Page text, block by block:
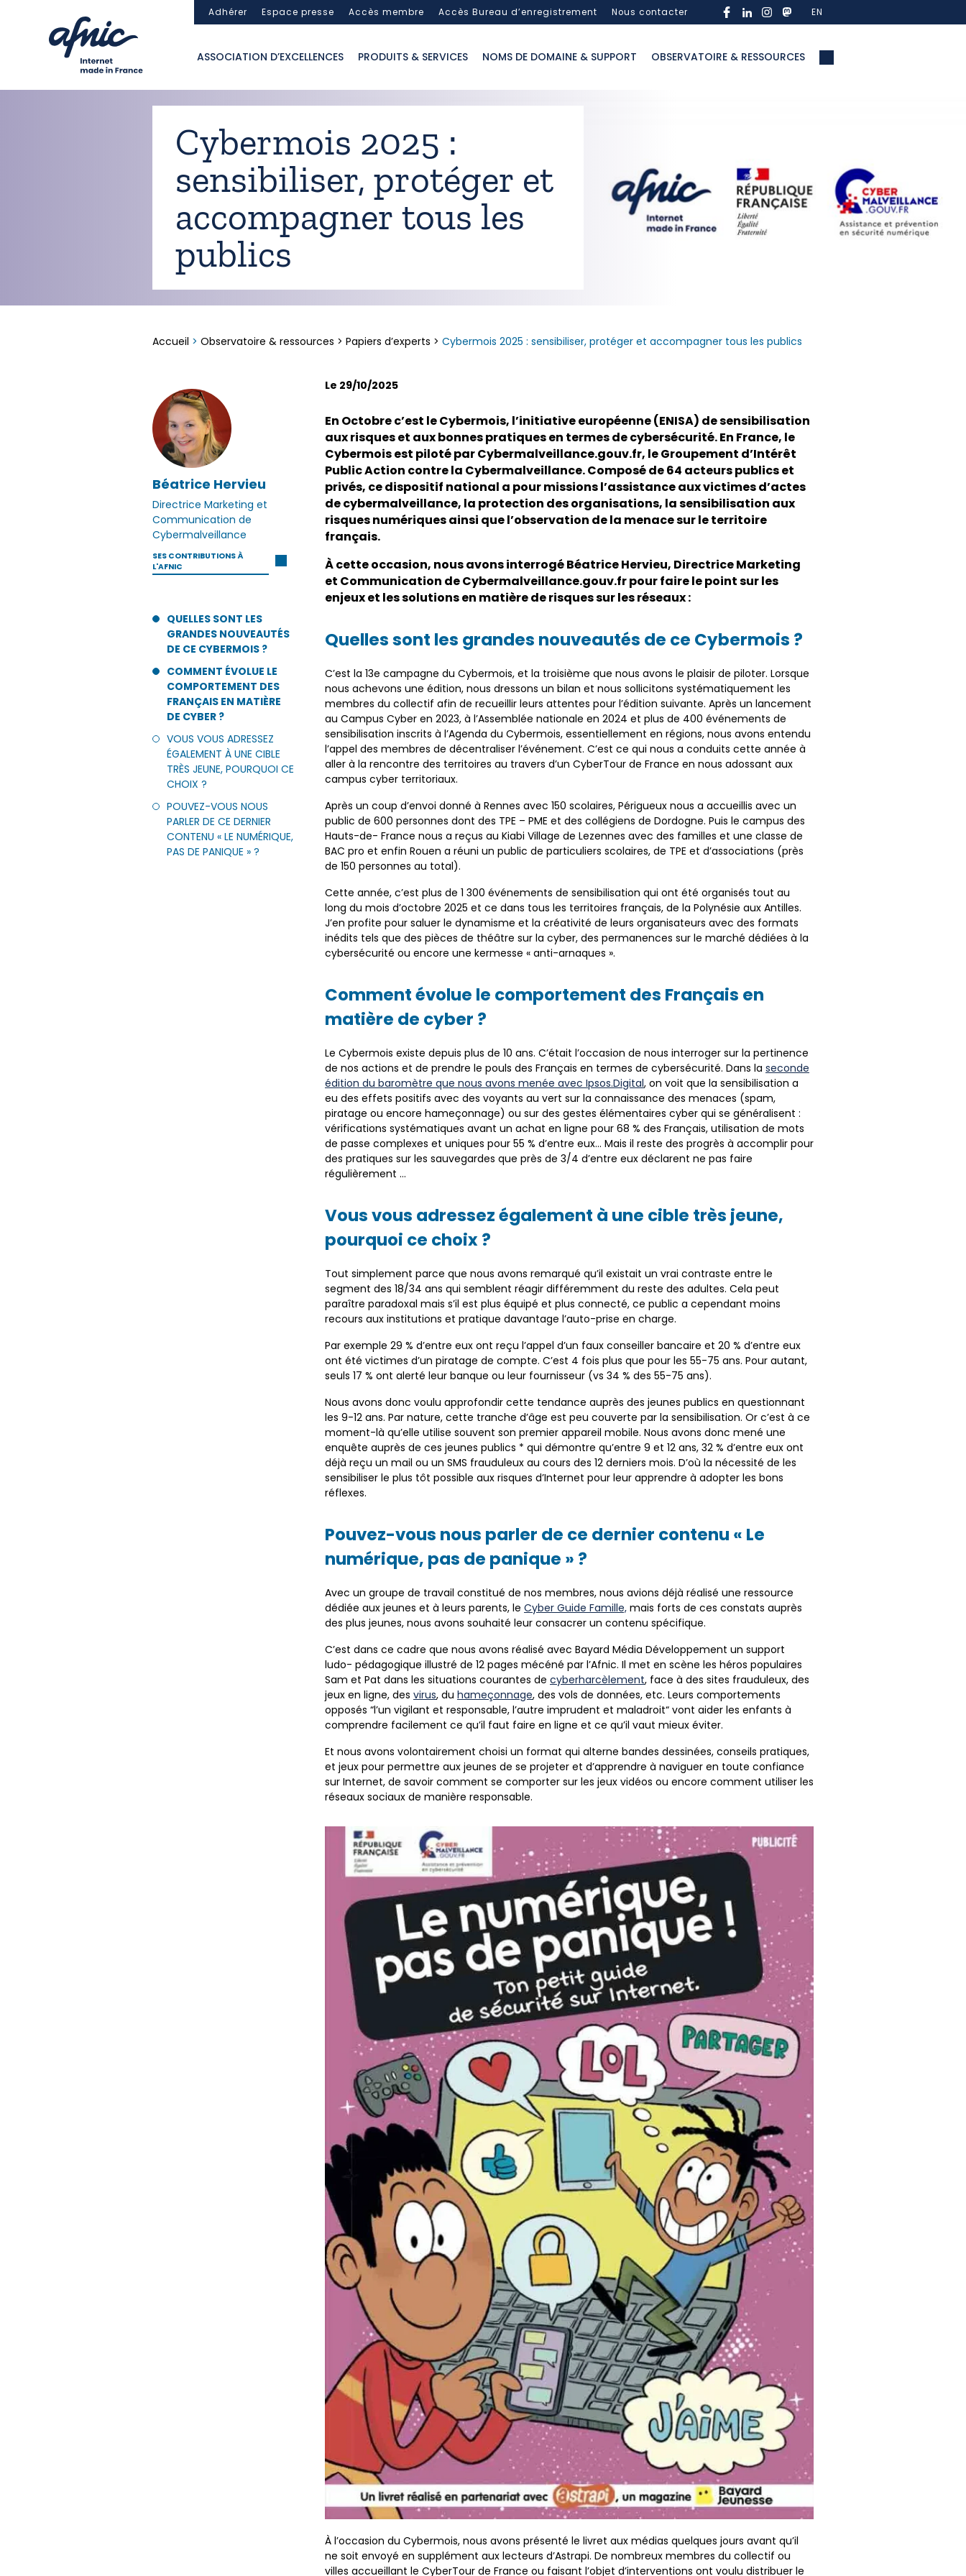
Adhérer Espace presse Accès membre Accès Bureau d’enregistrement Nous contacter EN
ASSOCIATION D’EXCELLENCES PRODUITS & SERVICES NOMS DE DOMAINE & SUPPORT OBSERVATOIRE & RESSOURCES
Cybermois 2025 :
sensibiliser, protéger et
accompagner tous les
publics
Accueil > Observatoire & ressources > Papiers d’experts > Cybermois 2025 : sensibiliser, protéger et accompagner tous les publics
Béatrice Hervieu
Directrice Marketing et
Communication de
Cybermalveillance
SES CONTRIBUTIONS À
L'AFNIC
QUELLES SONT LES
GRANDES NOUVEAUTÉS
DE CE CYBERMOIS ?
COMMENT ÉVOLUE LE
COMPORTEMENT DES
FRANÇAIS EN MATIÈRE
DE CYBER ?
VOUS VOUS ADRESSEZ
ÉGALEMENT À UNE CIBLE
TRÈS JEUNE, POURQUOI CE
CHOIX ?
POUVEZ-VOUS NOUS
PARLER DE CE DERNIER
CONTENU « LE NUMÉRIQUE,
PAS DE PANIQUE » ?
Le 29/10/2025
En Octobre c’est le Cybermois, l’initiative européenne (ENISA) de sensibilisation
aux risques et aux bonnes pratiques en termes de cybersécurité. En France, le
Cybermois est piloté par Cybermalveillance.gouv.fr, le Groupement d’Intérêt
Public Action contre la Cybermalveillance. Composé de 64 acteurs publics et
privés, ce dispositif national a pour missions l’assistance aux victimes d’actes
de cybermalveillance, la protection des organisations, la sensibilisation aux
risques numériques ainsi que l’observation de la menace sur le territoire
français.
À cette occasion, nous avons interrogé Béatrice Hervieu, Directrice Marketing
et Communication de Cybermalveillance.gouv.fr pour faire le point sur les
enjeux et les solutions en matière de risques sur les réseaux :
Quelles sont les grandes nouveautés de ce Cybermois ?
C’est la 13e campagne du Cybermois, et la troisième que nous avons le plaisir de piloter. Lorsque
nous achevons une édition, nous dressons un bilan et nous sollicitons systématiquement les
membres du collectif afin de recueillir leurs attentes pour l’édition suivante. Après un lancement
au Campus Cyber en 2023, à l’Assemblée nationale en 2024 et plus de 400 événements de
sensibilisation inscrits à l’Agenda du Cybermois, essentiellement en régions, nous avons entendu
l’appel des membres de décentraliser l’événement. C’est ce qui nous a conduits cette année à
aller à la rencontre des territoires au travers d’un CyberTour de France en nous adossant aux
campus cyber territoriaux.
Après un coup d’envoi donné à Rennes avec 150 scolaires, Périgueux nous a accueillis avec un
public de 600 personnes dont des TPE – PME et des collégiens de Dordogne. Puis le campus des
Hauts-de- France nous a reçus au Kiabi Village de Lezennes avec des familles et une classe de
BAC pro et enfin Rouen a réuni un public de particuliers scolaires, de TPE et d’associations (près
de 150 personnes au total).
Cette année, c’est plus de 1 300 événements de sensibilisation qui ont été organisés tout au
long du mois d’octobre 2025 et ce dans tous les territoires français, de la Polynésie aux Antilles.
J’en profite pour saluer le dynamisme et la créativité de leurs organisateurs avec des formats
inédits tels que des pièces de théâtre sur la cyber, des permanences sur le marché dédiées à la
cybersécurité ou encore une kermesse « anti-arnaques ».
Comment évolue le comportement des Français en
matière de cyber ?
Le Cybermois existe depuis plus de 10 ans. C’était l’occasion de nous interroger sur la pertinence
de nos actions et de prendre le pouls des Français en termes de cybersécurité. Dans la seconde
édition du baromètre que nous avons menée avec Ipsos.Digital, on voit que la sensibilisation a
eu des effets positifs avec des voyants au vert sur la connaissance des menaces (spam,
piratage ou encore hameçonnage) ou sur des gestes élémentaires cyber qui se généralisent :
vérifications systématiques avant un achat en ligne pour 68 % des Français, utilisation de mots
de passe complexes et uniques pour 55 % d’entre eux… Mais il reste des progrès à accomplir pour
des pratiques sur les sauvegardes que près de 3/4 d’entre eux déclarent ne pas faire
régulièrement …
Vous vous adressez également à une cible très jeune,
pourquoi ce choix ?
Tout simplement parce que nous avons remarqué qu’il existait un vrai contraste entre le
segment des 18/34 ans qui semblent réagir différemment du reste des adultes. Cela peut
paraître paradoxal mais s’il est plus équipé et plus connecté, ce public a cependant moins
recours aux institutions et pratique davantage l’auto-prise en charge.
Par exemple 29 % d’entre eux ont reçu l’appel d’un faux conseiller bancaire et 20 % d’entre eux
ont été victimes d’un piratage de compte. C’est 4 fois plus que pour les 55-75 ans. Pour autant,
seuls 17 % ont alerté leur banque ou leur fournisseur (vs 34 % des 55-75 ans).
Nous avons donc voulu approfondir cette tendance auprès des jeunes publics en questionnant
les 9-12 ans. Par nature, cette tranche d’âge est peu couverte par la sensibilisation. Or c’est à ce
moment-là qu’elle utilise souvent son premier appareil mobile. Nous avons donc mené une
enquête auprès de ces jeunes publics * qui démontre qu’entre 9 et 12 ans, 32 % d’entre eux ont
déjà reçu un mail ou un SMS frauduleux au cours des 12 derniers mois. D’où la nécessité de les
sensibiliser le plus tôt possible aux risques d’Internet pour leur apprendre à adopter les bons
réflexes.
Pouvez-vous nous parler de ce dernier contenu « Le
numérique, pas de panique » ?
Avec un groupe de travail constitué de nos membres, nous avions déjà réalisé une ressource
dédiée aux jeunes et à leurs parents, le Cyber Guide Famille, mais forts de ces constats auprès
des plus jeunes, nous avons souhaité leur consacrer un contenu spécifique.
C’est dans ce cadre que nous avons réalisé avec Bayard Média Développement un support
ludo- pédagogique illustré de 12 pages mécéné par l’Afnic. Il met en scène les héros populaires
Sam et Pat dans les situations courantes de cyberharcèlement, face à des sites frauduleux, des
jeux en ligne, des virus, du hameçonnage, des vols de données, etc. Leurs comportements
opposés “l’un vigilant et responsable, l’autre imprudent et maladroit“ vont aider les enfants à
comprendre facilement ce qu’il faut faire en ligne et ce qu’il vaut mieux éviter.
Et nous avons volontairement choisi un format qui alterne bandes dessinées, conseils pratiques,
et jeux pour permettre aux jeunes de se projeter et d’apprendre à naviguer en toute confiance
sur Internet, de savoir comment se comporter sur les jeux vidéos ou encore comment utiliser les
réseaux sociaux de manière responsable.
À l’occasion du Cybermois, nous avons présenté le livret aux médias quelques jours avant qu’il
ne soit envoyé en supplément aux lecteurs d’Astrapi. De nombreux membres du collectif ou
villes accueillant le CyberTour de France ou faisant l’objet d’interventions ont voulu distribuer le